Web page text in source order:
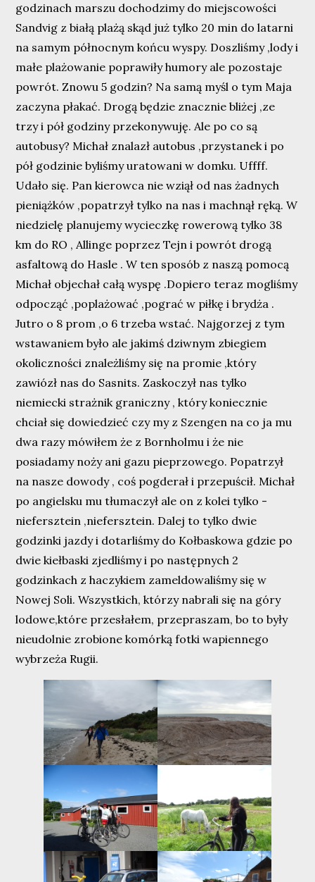
godzinach marszu dochodzimy do miejscowości
Sandvig z białą plażą skąd już tylko 20 min do latarni
na samym północnym końcu wyspy. Doszliśmy ,lody i
małe plażowanie poprawiły humory ale pozostaje
powrót. Znowu 5 godzin? Na samą myśl o tym Maja
zaczyna płakać. Drogą będzie znacznie bliżej ,ze
trzy i pół godziny przekonywuję. Ale po co są
autobusy? Michał znalazł autobus ,przystanek i po
pół godzinie byliśmy uratowani w domku. Uffff.
Udało się. Pan kierowca nie wziął od nas żadnych
pieniążków ,popatrzył tylko na nas i machnął ręką. W
niedzielę planujemy wycieczkę rowerową tylko 38
km do RO , Allinge poprzez Tejn i powrót drogą
asfaltową do Hasle . W ten sposób z naszą pomocą
Michał objechał całą wyspę .Dopiero teraz mogliśmy
odpocząć ,poplażować ,pograć w piłkę i brydża .
Jutro o 8 prom ,o 6 trzeba wstać. Najgorzej z tym
wstawaniem było ale jakimś dziwnym zbiegiem
okoliczności znależliśmy się na promie ,który
zawiózł nas do Sasnits. Zaskoczył nas tylko
niemiecki strażnik graniczny , który koniecznie
chciał się dowiedzieć czy my z Szengen na co ja mu
dwa razy mówiłem że z Bornholmu i że nie
posiadamy noży ani gazu pieprzowego. Popatrzył
na nasze dowody , coś pogderał i przepuścił. Michał
po angielsku mu tłumaczył ale on z kolei tylko -
niefersztein ,niefersztein. Dalej to tylko dwie
godzinki jazdy i dotarliśmy do Kołbaskowa gdzie po
dwie kiełbaski zjedliśmy i po następnych 2
godzinkach z haczykiem zameldowaliśmy się w
Nowej Soli. Wszystkich, którzy nabrali się na góry
lodowe,które przesłałem, przepraszam, bo to były
nieudolnie zrobione komórką fotki wapiennego
wybrzeża Rugii.